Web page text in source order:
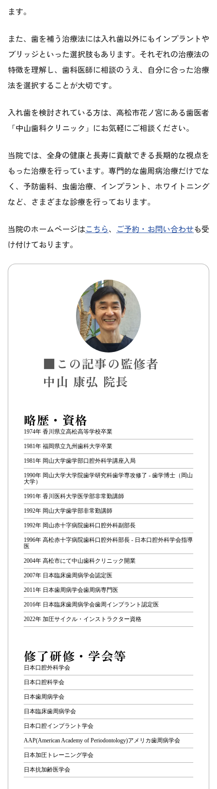
ます。
また、歯を補う治療法には入れ歯以外にもインプラントや
ブリッジといった選択肢もあります。それぞれの治療法の
特徴を理解し、歯科医師に相談のうえ、自分に合った治療
法を選択することが大切です。
入れ歯を検討されている方は、高松市花ノ宮にある歯医者
「中山歯科クリニック」にお気軽にご相談ください。
当院では、全身の健康と長寿に貢献できる長期的な視点を
もった治療を行っています。専門的な歯周病治療だけでな
く、予防歯科、虫歯治療、インプラント、ホワイトニング
など、さまざまな診療を行っております。
当院のホームページはこちら、 ご予約・お問い合わせも受
け付けております。
■この記事の監修者
中山 康弘 院長
略歴・資格
1974年 香川県立高松高等学校卒業
1981年 福岡県立九州歯科大学卒業
1981年 岡山大学歯学部口腔外科学講座入局
1990年 岡山大学大学院歯学研究科歯学専攻修了 - 歯学博士（岡山
大学）
1991年 香川医科大学医学部非常勤講師
1992年 岡山大学歯学部非常勤講師
1992年 岡山赤十字病院歯科口腔外科副部長
1996年 高松赤十字病院歯科口腔外科部長 - 日本口腔外科学会指導
医
2004年 高松市にて中山歯科クリニック開業
2007年 日本臨床歯周病学会認定医
2011年 日本歯周病学会歯周病専門医
2016年 日本臨床歯周病学会歯周インプラント認定医
2022年 加圧サイクル・インストラクター資格
修了研修・学会等
日本口腔外科学会
日本口腔科学会
日本歯周病学会
日本臨床歯周病学会
日本口腔インプラント学会
AAP(American Academy of Periodontology)アメリカ歯周病学会
日本加圧トレーニング学会
日本抗加齢医学会